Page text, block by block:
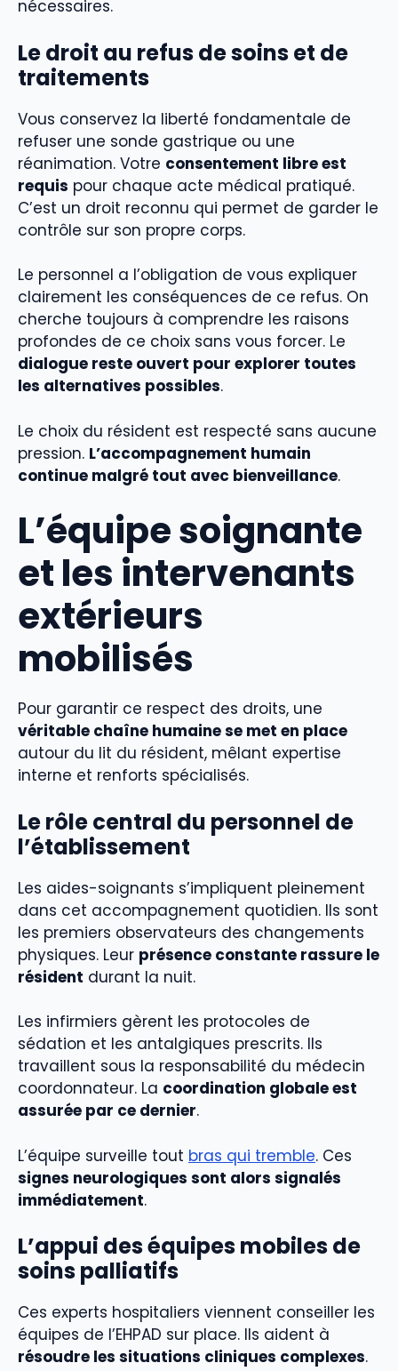
nécessaires.
Le droit au refus de soins et de
traitements
Vous conservez la liberté fondamentale de
refuser une sonde gastrique ou une
réanimation. Votre consentement libre est
requis pour chaque acte médical pratiqué.
C’est un droit reconnu qui permet de garder le
contrôle sur son propre corps.
Le personnel a l’obligation de vous expliquer
clairement les conséquences de ce refus. On
cherche toujours à comprendre les raisons
profondes de ce choix sans vous forcer. Le
dialogue reste ouvert pour explorer toutes
les alternatives possibles.
Le choix du résident est respecté sans aucune
pression. L’accompagnement humain
continue malgré tout avec bienveillance.
L’équipe soignante
et les intervenants
extérieurs
mobilisés
Pour garantir ce respect des droits, une
véritable chaîne humaine se met en place
autour du lit du résident, mêlant expertise
interne et renforts spécialisés.
Le rôle central du personnel de
l’établissement
Les aides-soignants s’impliquent pleinement
dans cet accompagnement quotidien. Ils sont
les premiers observateurs des changements
physiques. Leur présence constante rassure le
résident durant la nuit.
Les infirmiers gèrent les protocoles de
sédation et les antalgiques prescrits. Ils
travaillent sous la responsabilité du médecin
coordonnateur. La coordination globale est
assurée par ce dernier.
L’équipe surveille tout bras qui tremble. Ces
signes neurologiques sont alors signalés
immédiatement.
L’appui des équipes mobiles de
soins palliatifs
Ces experts hospitaliers viennent conseiller les
équipes de l’EHPAD sur place. Ils aident à
résoudre les situations cliniques complexes.